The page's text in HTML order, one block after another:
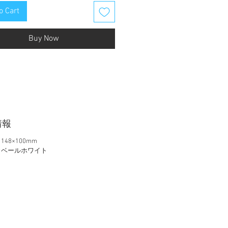
Cart
Buy Now
ールホワイト